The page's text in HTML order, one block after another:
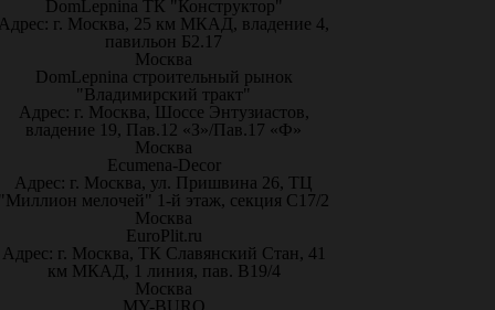
DomLepnina ТК "Конструктор"
г. Москва, 25 км МКАД, владение 4,
павильон Б2.17
Москва
DomLepnina строительный рынок
"Владимирский тракт"
Адрес: г. Москва, Шоссе Энтузиастов,
владение 19, Пав.12 «З»/Пав.17 «Ф»
Москва
Ecumena-Decor
Адрес: г. Москва, ул. Пришвина 26, ТЦ
мелочей" 1-й этаж, секция С17/2
Москва
EuroPlit.ru
Адрес: г. Москва, ТК Славянский Стан, 41
км МКАД, 1 линия, пав. В19/4
Москва
MY-BURO